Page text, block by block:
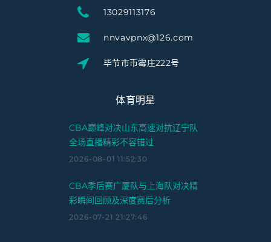
13029113176
nnvavpnx@126.com
毕节市币霉庄222号
体育明星
CBA巅峰对决山东高速对抗辽宁队
全场直播精彩不容错过
2026-08-01 11:52:30
CBA季后赛广厦队与上海队对决精
彩瞬间回顾及深度赛后分析
2026-07-21 21:27:46